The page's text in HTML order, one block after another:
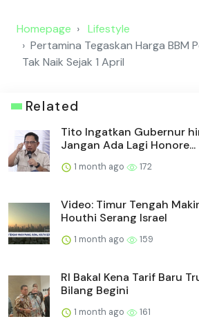
Homepage
Lifestyle
Pertamina Tegaskan Harga BBM
Tak Naik Sejak 1 April
Related
Tito Ingatkan Gubernur
Jangan Ada Lagi Honore...
1 month ago 172
Video: Timur Tengah
Houthi Serang Israel
1 month ago 159
RI Bakal Kena Tarif Baru
Bilang Begini
1 month ago 161